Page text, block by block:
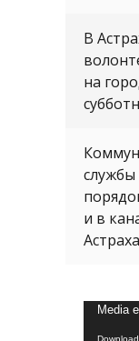
В
на
службы
и в
Media